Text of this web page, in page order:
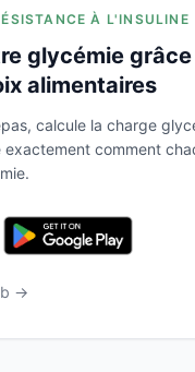
À L'INSULINE
glycémie
alimentaires
calcule la charge
exactement comment
→